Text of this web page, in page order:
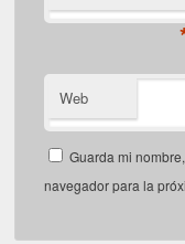
Web
Guarda mi
navegador para la